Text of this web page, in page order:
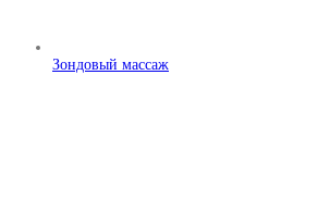
Зондовый массаж